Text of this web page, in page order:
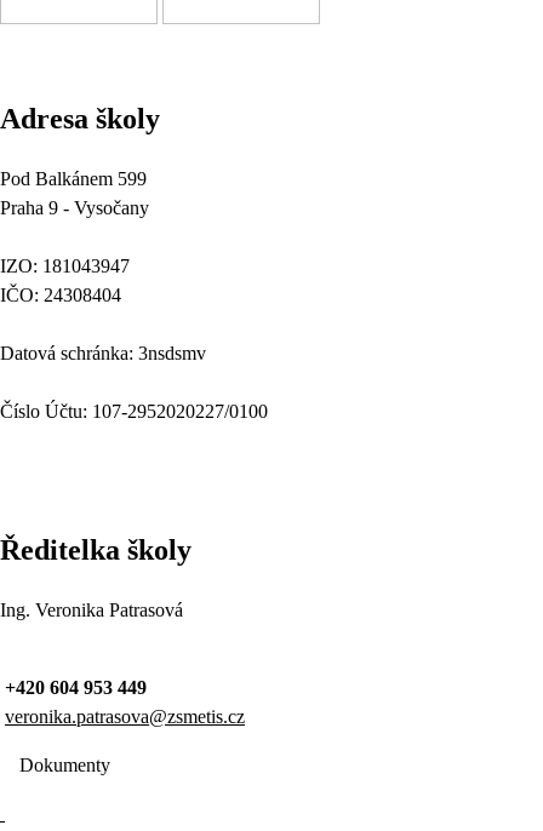
Adresa školy
Pod Balkánem 599
Praha 9 - Vysočany
IZO: 181043947
IČO: 24308404
Datová schránka: 3nsdsmv
Číslo Účtu: 107-2952020227/0100
Ředitelka školy
Ing. Veronika Patrasová
+420 604 953 449
veronika.patrasova@zsmetis.cz
Dokumenty